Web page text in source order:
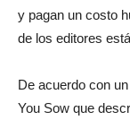
y pagan un costo
de los editores
De acuerdo con
You Sow que